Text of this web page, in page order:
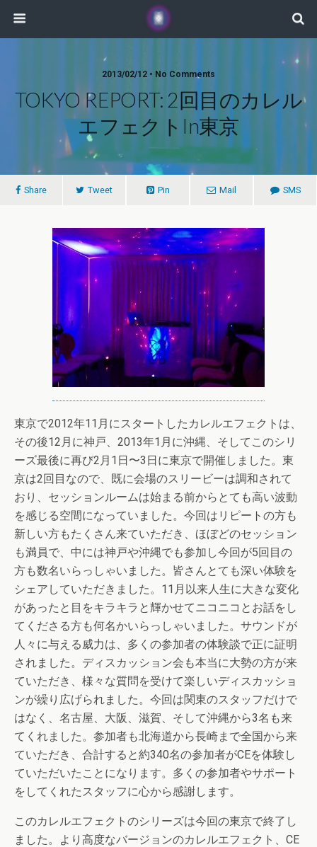
2013/02/12 • No Comments
TOKYO REPORT: 2回目のカレル
エフェクトin東京
Share Tweet Pin Mail SMS
東京で2012年11月にスタートしたカレルエフェクトは、
その後12月に神戸、2013年1月に沖縄、そしてこのシリ
ーズ最後に再び2月1日〜3日に東京で開催しました。東
京は2回目なので、既に会場のスリービーは調和されて
おり、セッションルームは始まる前からとても高い波動
を感じる空間になっていました。今回はリピートの方も
新しい方もたくさん来ていただき、ほぼどのセッション
も満員で、中には神戸や沖縄でも参加し今回が5回目の
方も数名いらっしゃいました。皆さんとても深い体験を
シェアしていただきました。11月以来人生に大きな変化
があったと目をキラキラと輝かせてニコニコとお話をし
てくださる方も何名かいらっしゃいました。サウンドが
人々に与える威力は、多くの参加者の体験談で正に証明
されました。ディスカッション会も本当に大勢の方が来
ていただき、様々な質問を受けて楽しいディスカッショ
ンが繰り広げられました。今回は関東のスタッフだけで
はなく、名古屋、大阪、滋賀、そして沖縄から3名も来
てくれました。参加者も北海道から長崎まで全国から来
ていただき、合計すると約340名の参加者がCEを体験し
ていただいたことになります。多くの参加者やサポート
をしてくれたスタッフに心から感謝します。
このカレルエフェクトのシリーズは今回の東京で終了し
ました。より高度なバージョンのカレルエフェクト、CE